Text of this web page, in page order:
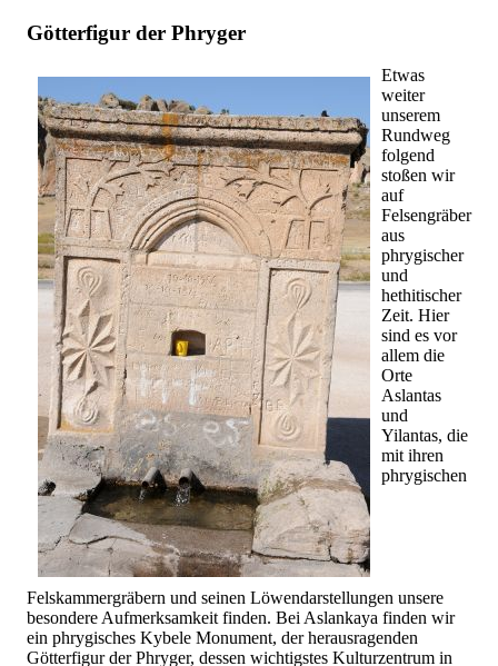
Götterfigur der Phryger
Etwas
weiter
unserem
Rundweg
folgend
stoßen wir
auf
Felsengräber
aus
phrygischer
und
hethitischer
Zeit. Hier
sind es vor
allem die
Orte
Aslantas
und
Yilantas, die
mit ihren
phrygischen
Felskammergräbern und seinen Löwendarstellungen unsere
besondere Aufmerksamkeit finden. Bei Aslankaya finden wir
ein phrygisches Kybele Monument, der herausragenden
Götterfigur der Phryger, dessen wichtigstes Kulturzentrum in